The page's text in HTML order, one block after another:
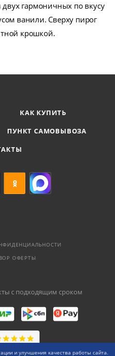
двух гармоничных по вкусу
ванили. Сверху пирог
крошкой.
КАК КУПИТЬ
ПУНКТ САМОВЫВОЗА
ОФЕРТЫ
с подходящим сроком
и улучшения качества работы сайта.